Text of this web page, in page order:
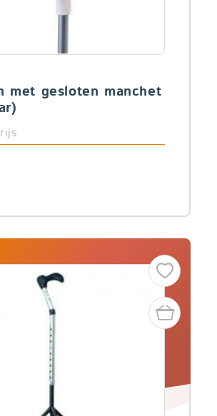
met gesloten manchet